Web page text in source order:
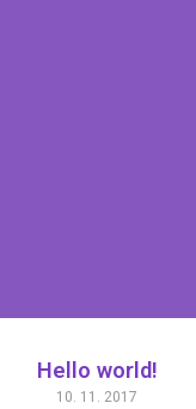
Hello world!
10. 11. 2017